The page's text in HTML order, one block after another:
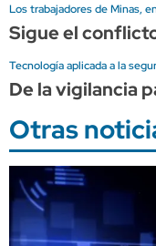
Los trabajadores de Minas,
Sigue el
Tecnología aplicada a la
De la vigilancia
Otras